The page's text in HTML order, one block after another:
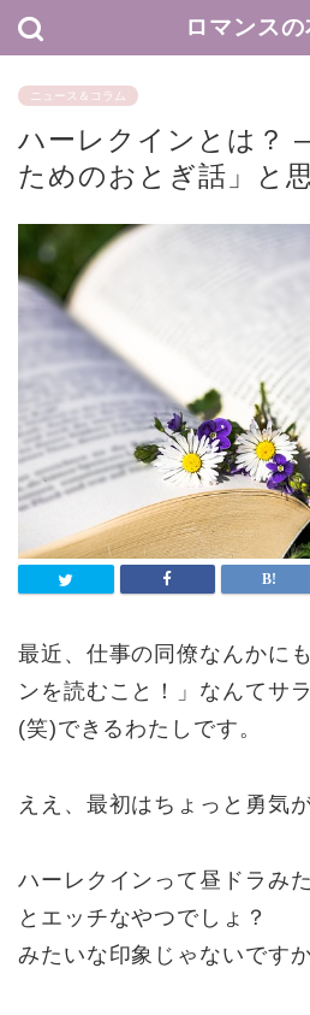
ロマンス
ニュース＆コラム
ハーレクインとは？
ためのおとぎ話」と
最近、仕事の同僚なんかに
ンを読むこと！」なんてサ
(笑)できるわたしです。
ええ、最初はちょっと勇気
ハーレクインって昼ドラみ
とエッチなやつでしょ？
みたいな印象じゃないです